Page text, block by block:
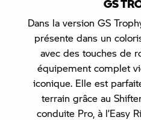
GS
Dans la version GS
présente dans un
avec des touches de
équipement complet
iconique. Elle est
terrain grâce au
conduite Pro, à l’Easy